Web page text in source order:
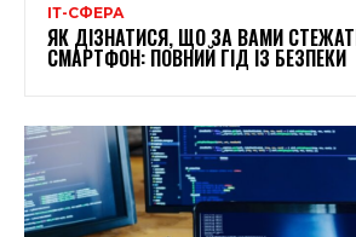
ІТ-СФЕРА
ЯК ДІЗНАТИСЯ, ЩО ЗА ВАМИ
СМАРТФОН: ПОВНИЙ ГІД ІЗ БЕЗПЕКИ